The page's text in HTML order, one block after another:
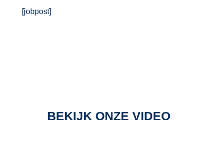
[jobpost]
BEKIJK ONZE VIDEO